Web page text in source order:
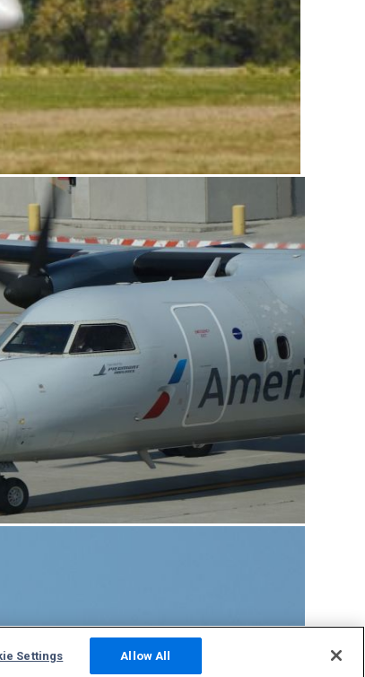
Settings Allow All